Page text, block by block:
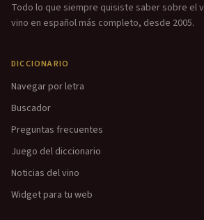
Todo lo que siempre quisiste saber sobre el
vino en español más completo, desde 2005.
DICCIONARIO
Navegar por letra
Buscador
Preguntas frecuentes
Juego del diccionario
Noticias del vino
Widget para tu web